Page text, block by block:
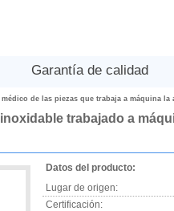
Garantía de calidad
de las piezas que trabaja a máquina la
trabajado a
Datos del producto:
Lugar de origen:
Certificación: